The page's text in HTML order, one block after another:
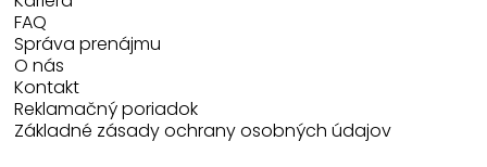
FAQ
Správa prenájmu
O nás
Kontakt
Reklamačný poriadok
Základné zásady ochrany osobných údajov